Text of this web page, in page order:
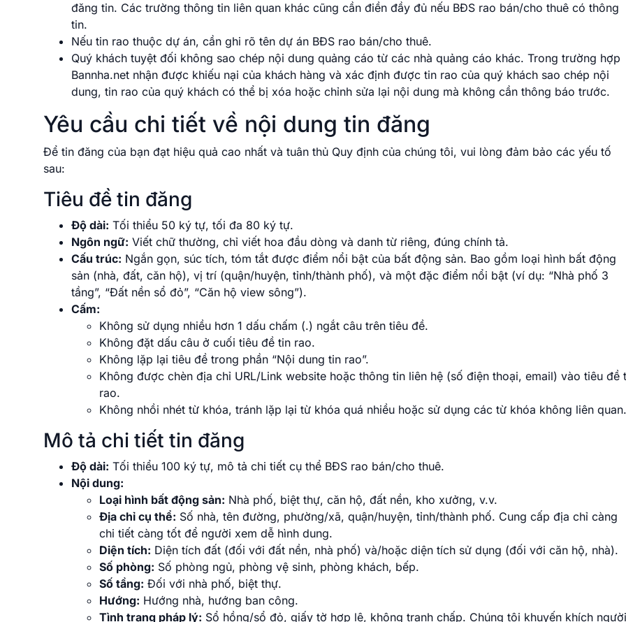
đăng tin. Các trường thông tin liên quan khác cũng cần điền đầy đủ nếu BĐS rao bán/cho thuê có thông
tin.
Nếu tin rao thuộc dự án, cần ghi rõ tên dự án BĐS rao bán/cho thuê.
Quý khách tuyệt đối không sao chép nội dung quảng cáo từ các nhà quảng cáo khác. Trong trường hợp
Bannha.net nhận được khiếu nại của khách hàng và xác định được tin rao của quý khách sao chép nội
dung, tin rao của quý khách có thể bị xóa hoặc chỉnh sửa lại nội dung mà không cần thông báo trước.
Yêu cầu chi tiết về nội dung tin đăng
Để tin đăng của bạn đạt hiệu quả cao nhất và tuân thủ Quy định của chúng tôi, vui lòng đảm bảo các yếu tố
sau:
Tiêu đề tin đăng
Độ dài: Tối thiểu 50 ký tự, tối đa 80 ký tự.
Ngôn ngữ: Viết chữ thường, chỉ viết hoa đầu dòng và danh từ riêng, đúng chính tả.
Cấu trúc: Ngắn gọn, súc tích, tóm tắt được điểm nổi bật của bất động sản. Bao gồm loại hình bất động
sản (nhà, đất, căn hộ), vị trí (quận/huyện, tỉnh/thành phố), và một đặc điểm nổi bật (ví dụ: “Nhà phố 3
tầng”, “Đất nền sổ đỏ”, “Căn hộ view sông”).
Cấm:
Không sử dụng nhiều hơn 1 dấu chấm (.) ngắt câu trên tiêu đề.
Không đặt dấu câu ở cuối tiêu đề tin rao.
Không lặp lại tiêu đề trong phần “Nội dung tin rao”.
Không được chèn địa chỉ URL/Link website hoặc thông tin liên hệ (số điện thoại, email) vào tiêu đề
rao.
Không nhồi nhét từ khóa, tránh lặp lại từ khóa quá nhiều hoặc sử dụng các từ khóa không liên quan.
Mô tả chi tiết tin đăng
Độ dài: Tối thiểu 100 ký tự, mô tả chi tiết cụ thể BĐS rao bán/cho thuê.
Nội dung:
Loại hình bất động sản: Nhà phố, biệt thự, căn hộ, đất nền, kho xưởng, v.v.
Địa chỉ cụ thể: Số nhà, tên đường, phường/xã, quận/huyện, tỉnh/thành phố. Cung cấp địa chỉ càng
chi tiết càng tốt để người xem dễ hình dung.
Diện tích: Diện tích đất (đối với đất nền, nhà phố) và/hoặc diện tích sử dụng (đối với căn hộ, nhà).
Số phòng: Số phòng ngủ, phòng vệ sinh, phòng khách, bếp.
Số tầng: Đối với nhà phố, biệt thự.
Hướng: Hướng nhà, hướng ban công.
Tình trạng pháp lý: Sổ hồng/sổ đỏ, giấy tờ hợp lệ, không tranh chấp. Chúng tôi khuyến khích người